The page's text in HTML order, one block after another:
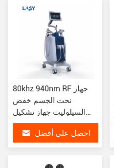
80khz 940nm RF جهاز
نحت الجسم خفض
السيلوليت جهاز تشكيل
الفراغ
احصل على أفضل